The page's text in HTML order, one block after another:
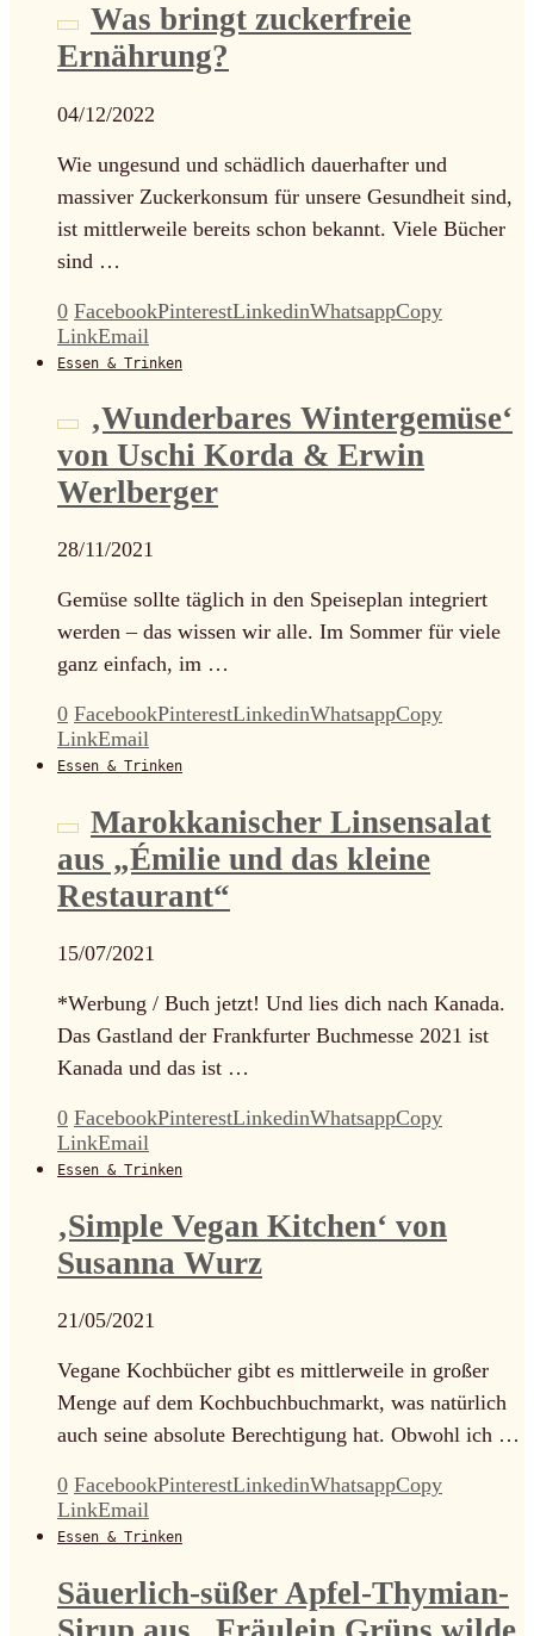
Was bringt zuckerfreie
Ernährung?
04/12/2022
Wie ungesund und schädlich dauerhafter und
massiver Zuckerkonsum für unsere Gesundheit sind,
ist mittlerweile bereits schon bekannt. Viele Bücher
sind …
0 FacebookPinterestLinkedinWhatsappCopy
LinkEmail
Essen & Trinken
‚Wunderbares Wintergemüse‘
von Uschi Korda & Erwin
Werlberger
28/11/2021
Gemüse sollte täglich in den Speiseplan integriert
werden – das wissen wir alle. Im Sommer für viele
ganz einfach, im …
0 FacebookPinterestLinkedinWhatsappCopy
LinkEmail
Essen & Trinken
Marokkanischer Linsensalat
aus „Émilie und das kleine
Restaurant“
15/07/2021
*Werbung / Buch jetzt! Und lies dich nach Kanada.
Das Gastland der Frankfurter Buchmesse 2021 ist
Kanada und das ist …
0 FacebookPinterestLinkedinWhatsappCopy
LinkEmail
Essen & Trinken
‚Simple Vegan Kitchen‘ von
Susanna Wurz
21/05/2021
Vegane Kochbücher gibt es mittlerweile in großer
Menge auf dem Kochbuchbuchmarkt, was natürlich
auch seine absolute Berechtigung hat. Obwohl ich …
0 FacebookPinterestLinkedinWhatsappCopy
LinkEmail
Essen & Trinken
Säuerlich-süßer Apfel-Thymian-